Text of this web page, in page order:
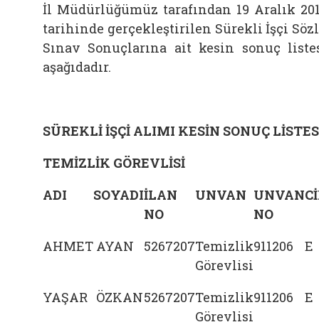
İl Müdürlüğümüz tarafından 19 Aralık
tarihinde gerçekleştirilen Sürekli İşçi
Sınav Sonuçlarına ait kesin sonuç
aşağıdadır.
SÜREKLİ İŞÇİ ALIMI KESİN SONUÇ
TEMİZLİK GÖREVLİSİ
ADI
SOYADIİLAN
NO
UNVAN UNVAN
NO
AHMET AYAN 5267207Temizlik
Görevlisi
911206 E
YAŞAR ÖZKAN5267207Temizlik
Görevlisi
911206 E